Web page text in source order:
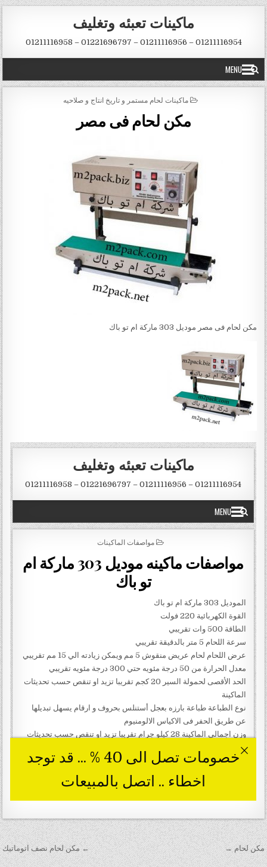
Skip to content
ماكينات تعبئه وتغليف
01211116954 – 01211116956 – 01221696797 – 01211116958
MENU
POSTED IN
ماكينات لحام مستمر و تاريخ انتاج و صلاحيه
مكن لحام فى مصر
مكن لحام فى مصر موديل 303 ماركة ام تو باك
تصفّح المقالات ← مكن لحام نصف اتوماتيك مكن لحام →